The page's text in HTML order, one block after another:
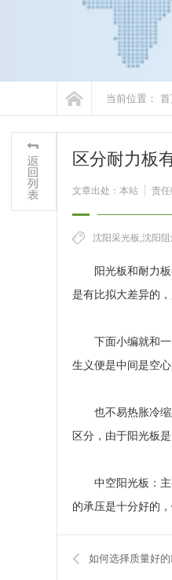
当前位置：
区分耐力板
文章出处：本站 责
沈阳采光板,沈阳
阳光板和耐力
是有比拟大差异的
下面小编就和
生义便是中间是空
也不易热胀冷
区分，由于阳光板
中空阳光板：
的承压是十分好的
如何选择质量好的